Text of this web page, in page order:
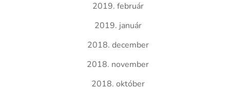
2019. február
2019. január
2018. december
2018. november
2018. október